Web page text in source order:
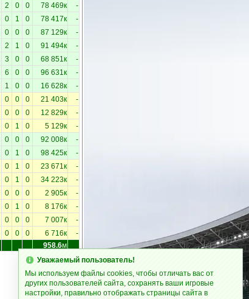
2 0 0 78 469к -
0 1 0 78 417к -
0 0 0 87 129к -
2 1 0 91 494к -
3 0 0 68 851к -
6 0 0 96 631к -
1 0 0 16 628к -
0 0 0 21 403к -
0 0 0 12 829к -
0 1 0 5 129к -
0 0 0 92 008к -
0 1 0 98 425к -
0 1 0 23 671к -
0 1 0 34 223к -
0 0 0 2 905к -
0 1 0 8 176к -
0 0 0 7 007к -
0 0 0 6 716к -
958.6м
Уважаемый пользователь!
Мы используем файлы cookies, чтобы отличать вас от
других пользователей сайта, сохранять ваши игровые
настройки, правильно отображать страницы сайта в